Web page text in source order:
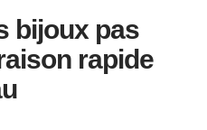
bijoux pas
rapide